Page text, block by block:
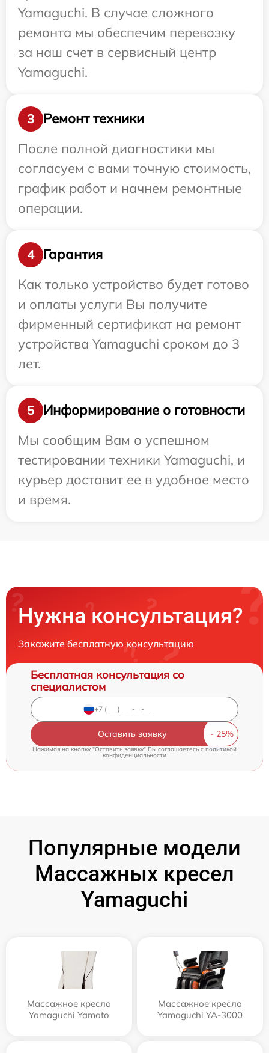
Yamaguchi. В случае сложного
ремонта мы обеспечим перевозку
за наш счет в сервисный центр
Yamaguchi.
3
Ремонт техники
После полной диагностики мы
согласуем с вами точную стоимость,
график работ и начнем ремонтные
операции.
4
Гарантия
Как только устройство будет готово
и оплаты услуги Вы получите
фирменный сертификат на ремонт
устройства Yamaguchi сроком до 3
лет.
5
Информирование о готовности
Мы сообщим Вам о успешном
тестировании техники Yamaguchi, и
курьер доставит ее в удобное место
и время.
Нужна консультация?
Закажите бесплатную консультацию
Бесплатная консультация со
специалистом
Оставить заявку
Нажимая на кнопку "Оставить заявку" Вы соглашаетесь cполитикой
конфиденциальности
Популярные модели
Массажных кресел
Yamaguchi
Массажное кресло
Yamaguchi Yamato
Массажное кресло
Yamaguchi YA-3000